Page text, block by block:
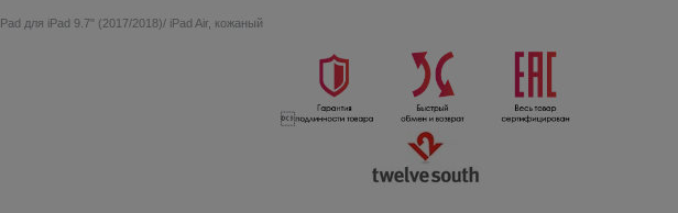
для iPad 9.7" (2017/2018)/ iPad Air, кожаный
